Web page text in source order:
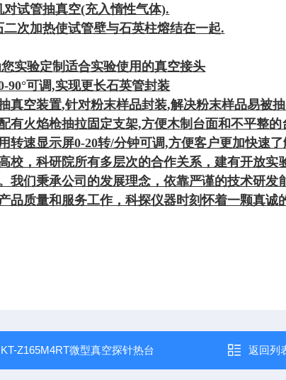
对试管抽真空(充入惰性气体).
二次加热使试管壁与石英柱熔结在一起.
实验定制适合实验使用的真空接头
90°可调,实现更长石英管封装
真空装置,针对粉末样品封装,解决粉末样品易被
有火焰枪抽拉固定支架,方便木制台面和不平整的
转速显示屏0-20转/分钟可调,方便客户更加快速了
校，科研院所有多层次的合作关系，建有开放
我们秉承公司的发展理念，依靠严谨的技术研
品质量和服务工作，科探仪器时刻怀着一颗真诚
KT-Z165M4RT微型真空探针热台 返回列